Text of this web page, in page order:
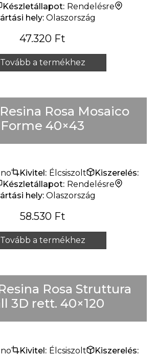
Készletállapot: Rendelésre
hely: Olaszország
47.320 Ft
Tovább a termékhez
Rosa Mosaico
Forme 40×43
Kivitel: Élcsiszolt
Kiszerelés:
Készletállapot: Rendelésre
hely: Olaszország
58.530 Ft
Tovább a termékhez
Rosa Struttura
3D rett. 40×120
Kivitel: Élcsiszolt
Kiszerelés: